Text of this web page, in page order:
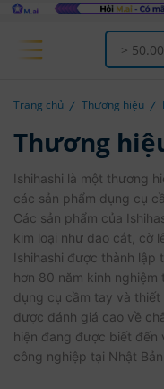
Offcanvas Menu
Trang chủ Thương hiệu
Thương
Ishihashi là một thương
các sản phẩm dụng cụ
Các sản phẩm của
kim loại như dao cắt, cờ
Ishihashi được thành lập
hơn 80 năm kinh
dụng cụ cầm tay và thiết
được đánh giá cao về
hiện đang được biết đến
công nghiệp tại Nhật